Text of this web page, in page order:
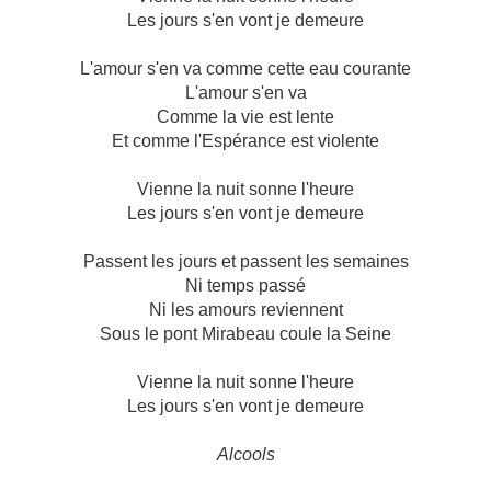
Les jours s'en vont je demeure
L'amour s'en va comme cette eau courante
L'amour s'en va
Comme la vie est lente
Et comme l'Espérance est violente
Vienne la nuit sonne l'heure
Les jours s'en vont je demeure
Passent les jours et passent les semaines
Ni temps passé
Ni les amours reviennent
Sous le pont Mirabeau coule la Seine
Vienne la nuit sonne l'heure
Les jours s'en vont je demeure
Alcools